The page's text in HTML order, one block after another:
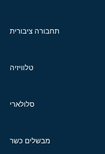
תחבורה ציבורית
טלוויזיה
סלולארי
מבשלים כשר